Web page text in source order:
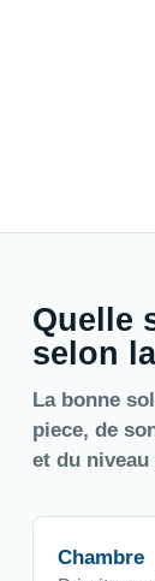
Quelle
selon
La bonne
piece, de
et du niveau
Chambre